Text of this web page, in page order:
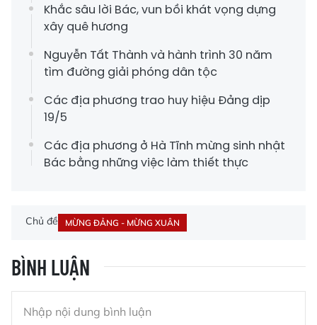
Khắc sâu lời Bác, vun bồi khát vọng dựng
xây quê hương
Nguyễn Tất Thành và hành trình 30 năm
tìm đường giải phóng dân tộc
Các địa phương trao huy hiệu Đảng dịp
19/5
Các địa phương ở Hà Tĩnh mừng sinh nhật
Bác bằng những việc làm thiết thực
Chủ đề MỪNG ĐẢNG - MỪNG XUÂN
BÌNH LUẬN